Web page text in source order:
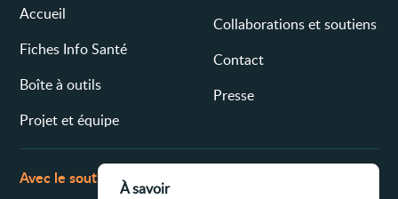
Accueil
Fiches Info Santé
Boîte à outils
Projet et équipe
Collaborations et soutiens
Contact
Presse
Avec le soutien de
À savoir